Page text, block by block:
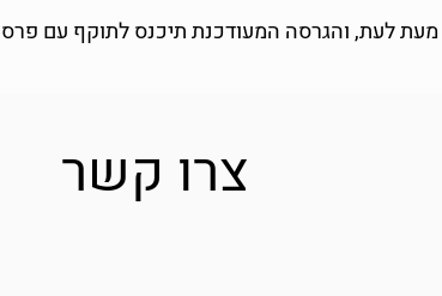
מעת לעת, והגרסה המעודכנת תיכנס לתוקף עם
צרו קשר